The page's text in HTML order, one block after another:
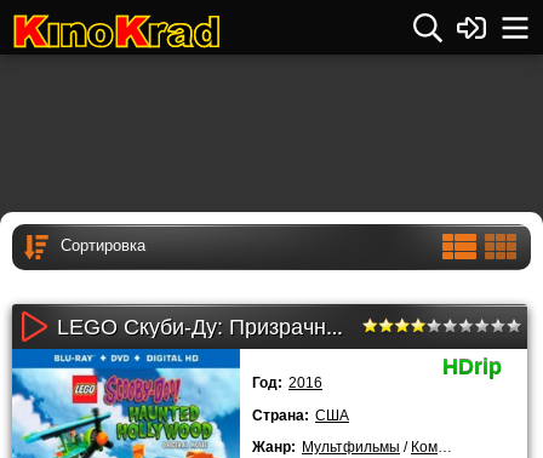
LEGO Скуби-Ду: Призрачный Голливуд (2016)
HDrip
Год: 2016
Страна: США
Жанр: Мультфильмы / Комедии